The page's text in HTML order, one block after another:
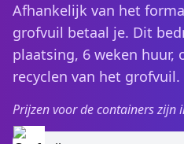
Afhankelijk van het
grofvuil betaal je. Dit
plaatsing, 6 weken huur,
recyclen van het grofvuil.
Prijzen voor de containers zijn